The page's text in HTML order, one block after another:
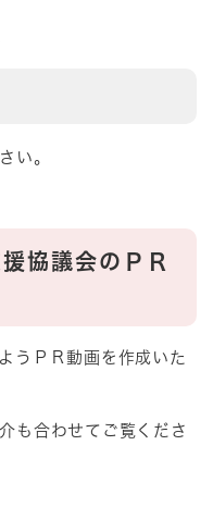
い。
協議会のＰＲ
うＰＲ動画を作成いた
も合わせてご覧くださ